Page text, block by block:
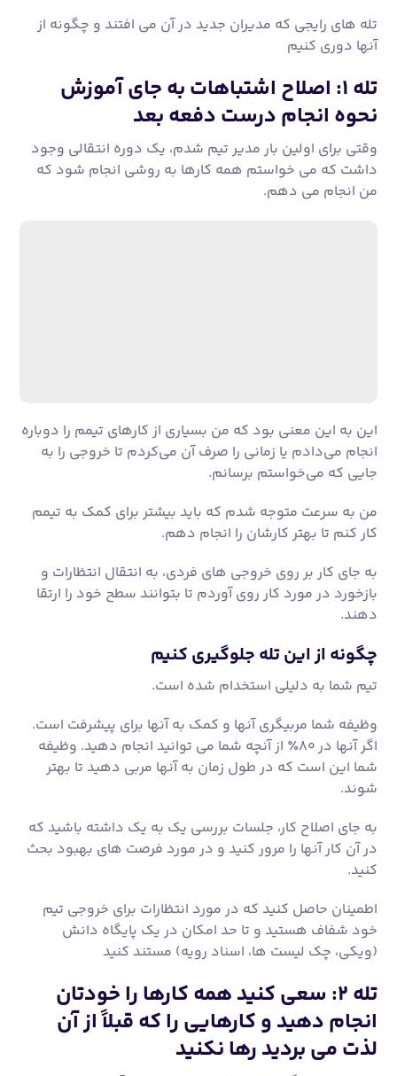
من انجام می دهم.
بازخورد در مورد کار روی آوردم تا بتوانند سطح خود را ارتقا
دهند.
تیم شما به دلیلی استخدام شده است.
وظیفه شما مربیگری آنها و کمک به آنها برای پیشرفت است.
اگر آنها در ۸۰٪ از آنچه شما می توانید انجام دهید. وظیفه
شما این است که در طول زمان به آنها مربی دهید تا بهتر
به جای اصلاح کار، جلسات بررسی یک به یک داشته باشید که
در آن کار آنها را مرور کنید و در مورد فرصت های بهبود بحث
اطمینان حاصل کنید که در مورد انتظارات برای خروجی تیم
خود شفاف هستید و تا حد امکان در یک پایگاه دانش
(ویکی، چک لیست ها، اسناد رویه) مستند کنید
تله ۲: سعی کنید همه کارها را خودتان
انجام دهید و کارهایی را که قبلاً از آن
لذت می بردید رها نکنید
این نمونه دیگری از رها نکردن و جستجوی آرامش در انجام
کاری است که می دانید در آن مهارت دارید. این تله ای است
که من هنوز درگیر آن هستم.
به عهده گرفتن یک کار یا پروژه و از بین بردن آن همان طور
که می خواهید راحت است. انجام آن – و دانستن اینکه هنوز
آن را دارید – احساس خوبی دارد.